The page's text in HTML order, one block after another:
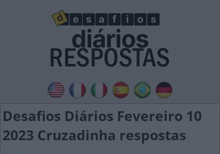
Desafios Diários Fevereiro 10
2023 Cruzadinha respostas